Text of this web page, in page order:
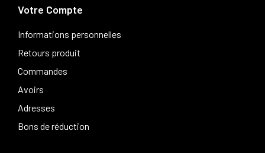
Votre Compte
Informations personnelles
Retours produit
Commandes
Avoirs
Adresses
Bons de réduction